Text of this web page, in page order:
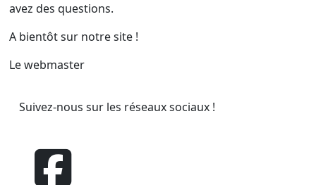
avez des questions.
A bientôt sur notre site !
Le webmaster
Suivez-nous sur les réseaux sociaux !